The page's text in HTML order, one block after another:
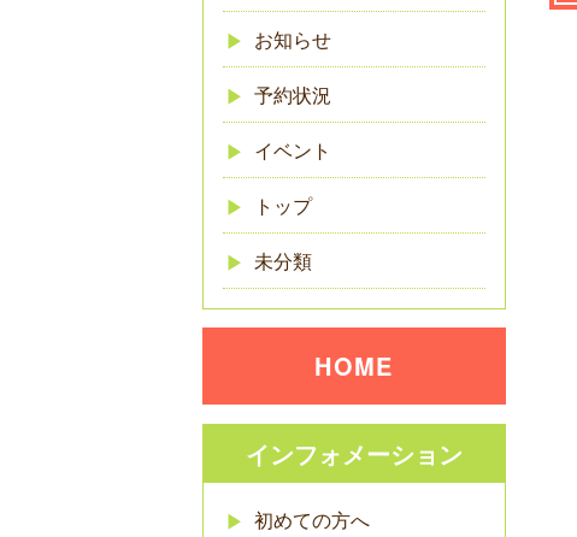
お知らせ
予約状況
イベント
トップ
未分類
HOME
インフォメーション
初めての方へ